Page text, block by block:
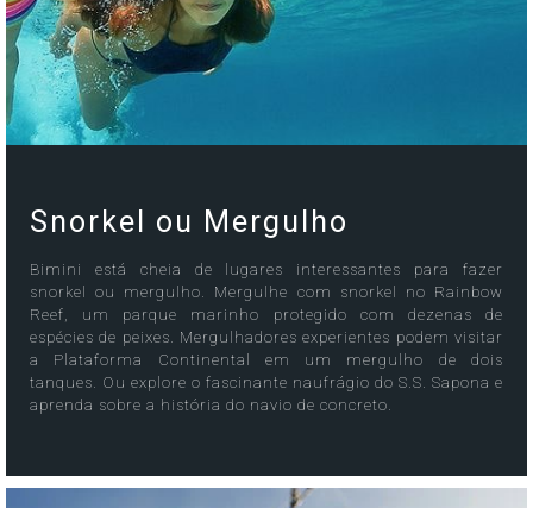
Snorkel ou Mergulho
Bimini está cheia de lugares interessantes para fazer
snorkel ou mergulho. Mergulhe com snorkel no Rainbow
Reef, um parque marinho protegido com dezenas de
espécies de peixes. Mergulhadores experientes podem visitar
a Plataforma Continental em um mergulho de dois
tanques. Ou explore o fascinante naufrágio do S.S. Sapona e
aprenda sobre a história do navio de concreto.